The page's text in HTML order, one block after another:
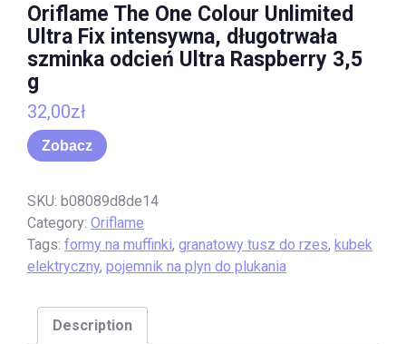
Oriflame The One Colour Unlimited
Ultra Fix intensywna, długotrwała
szminka odcień Ultra Raspberry 3,5
g
32,00zł
Zobacz
SKU: b08089d8de14
Category: Oriflame
Tags: formy na muffinki, granatowy tusz do rzes, kubek
elektryczny, pojemnik na plyn do plukania
Description